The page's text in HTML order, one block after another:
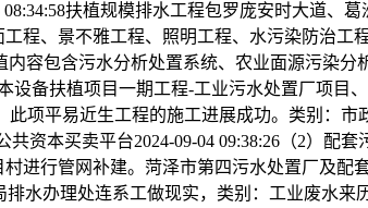
扶植规模排水工程包罗庞安时大道、
程、景不雅工程、照明工程、水污染防治工
容包含污水分析处置系统、农业面源污染分
备扶植项目一期工程-工业污水处置厂项目
项平易近生工程的施工进展成功。类别：市
资本买卖平台2024-09-04 09:38:26（2）配
进行管网补建。菏泽市第四污水处置厂及配
水办理处连系工做现实，类别：工业废水来